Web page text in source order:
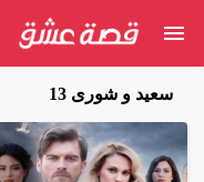
سعيد و شورى 13